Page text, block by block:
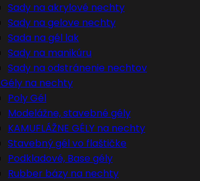
Sady na akrylové nechty
Sady na gelove nechty
Sada na gél lak
Sady na manikúru
Sady na odstránenie nechtov
Gély na nechty
Poly Gél
Modelážne, stavebné gély
KAMUFLÁŽNE GÉLY na nechty
Stavebný gél vo flaštičke
Podkladové, Base gély
Rubber bázy na nechty